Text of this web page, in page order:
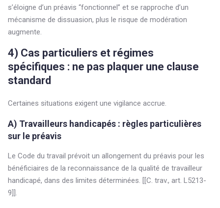
s’éloigne d’un préavis “fonctionnel” et se rapproche d’un
mécanisme de dissuasion, plus le risque de modération
augmente.
4) Cas particuliers et régimes
spécifiques : ne pas plaquer une clause
standard
Certaines situations exigent une vigilance accrue.
A) Travailleurs handicapés : règles particulières
sur le préavis
Le Code du travail prévoit un allongement du préavis pour les
bénéficiaires de la reconnaissance de la qualité de travailleur
handicapé, dans des limites déterminées. [[C. trav., art. L5213-
9]].